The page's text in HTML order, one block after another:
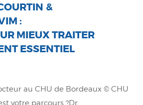
&
:
MIEUX TRAITER
ESSENTIEL
au CHU de Bordeaux © CHU
votre parcours ?Dr